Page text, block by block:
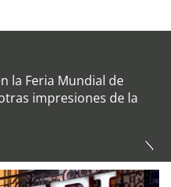
la Feria Mundial de
impresiones de la